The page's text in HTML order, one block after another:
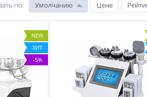
по: Умолчанию Цене
NEW
ХИТ
-5%